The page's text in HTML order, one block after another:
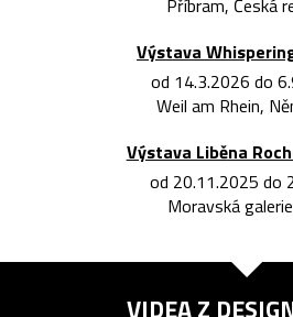
Příbram, Česká
Výstava
od 14.3.2026 do
Weil am Rhein,
Výstava Liběna
od 20.11.2025 do
Moravská
VIDEA Z